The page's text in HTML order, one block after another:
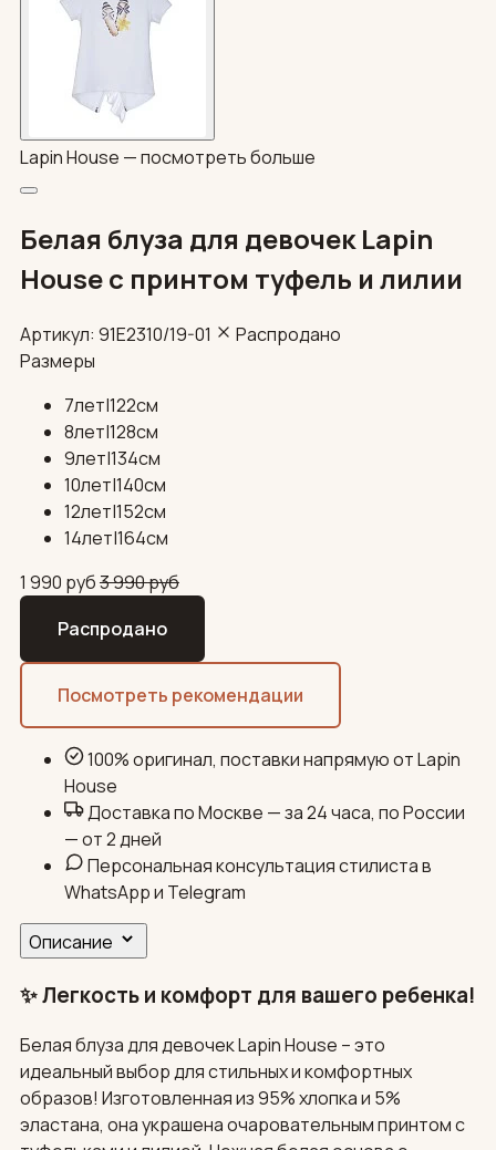
Lapin House —посмотреть больше
Белая блуза для девочек Lapin
House с принтом туфель и лилии
Артикул: 91E2310/19-01
Распродано
Размеры
7лет|122см
8лет|128см
9лет|134см
10лет|140см
12лет|152см
14лет|164см
1 990 руб3 990руб
Распродано
Посмотреть рекомендации
100% оригинал, поставки напрямую от Lapin
House
Доставка по Москве — за 24 часа, по России
— от 2 дней
Персональная консультация стилиста в
WhatsApp и Telegram
Описание
✨ Легкость и комфорт для вашего ребенка!
Белая блуза для девочек Lapin House – это
идеальный выбор для стильных и комфортных
образов! Изготовленная из 95% хлопка и 5%
эластана, она украшена очаровательным принтом с